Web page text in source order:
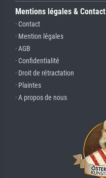
Mentions légales & Contact
· Contact
· Mention légales
· AGB
· Confidentialité
· Droit de rétractation
· Plaintes
· A propos de nous